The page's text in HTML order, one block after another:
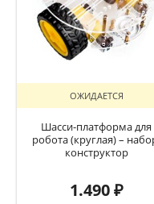
ОЖИДАЕТСЯ
Шасси-платформа для
робота (круглая) –
конструктор
1.490₽